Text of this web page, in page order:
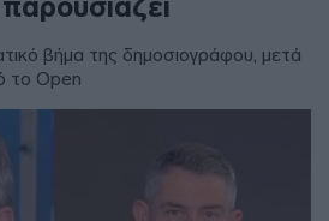
βήμα της δημοσιογράφου, μετά
το Open